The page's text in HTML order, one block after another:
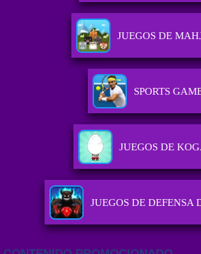
JUEGOS DE
SPORTS
JUEGOS DE
JUEGOS DE DEFENSA